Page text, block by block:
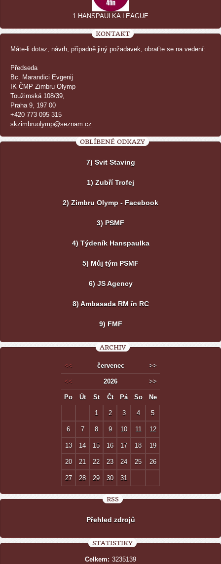
1.HANSPAULKA LEAGUE
KONTAKT
Máte-li dotaz, návrh, případně jiný požadavek, obraťte se na vedení:
Předseda
Bc. Marandici Evgenij
IK ČMP Zimbru Olymp
Toužimská 108/39,
Praha 9, 197 00
+420 773 095 315
skzimbruolymp@seznam.cz
OBLÍBENÉ ODKAZY
7) Svit Staving
1) Zubří Trofej
2) Zimbru Olymp - Facebook
3) PSMF
4) Týdeník Hanspaulka
5) Můj tým PSMF
6) JS Agency
8) Ambasada RM în RC
9) FMF
ARCHIV
<< červenec >>
<< 2026 >>
Po Út St Čt Pá So Ne
1 2 3 4 5
6 7 8 9 10 11 12
13 14 15 16 17 18 19
20 21 22 23 24 25 26
27 28 29 30 31
RSS
Přehled zdrojů
STATISTIKY
Celkem: 3235139